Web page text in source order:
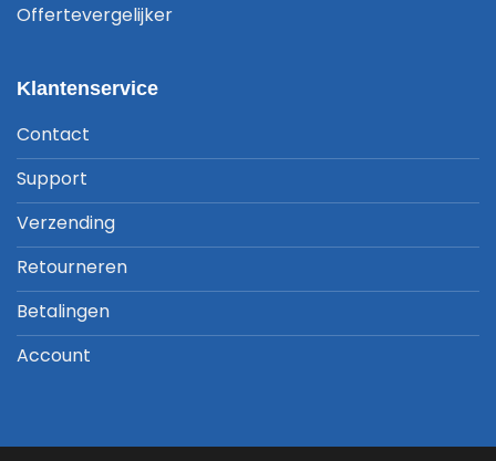
Offertevergelijker
Klantenservice
Contact
Support
Verzending
Retourneren
Betalingen
Account